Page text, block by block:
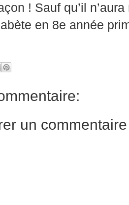
! Sauf qu’il
en 8e année
un commentaire